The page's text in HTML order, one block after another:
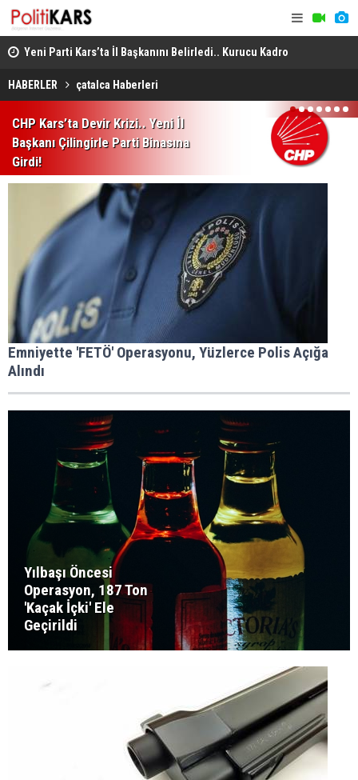
Yeni Parti Kars’ta İl Başkanını Belirledi.. Kurucu Kadro
Açıklandı!
HABERLER çatalca Haberleri
CHP Kars’ta Devir Krizi.. Yeni İl
Başkanı Çilingirle Parti Binasına
Girdi!
1 2 3 4 5 6 7
Emniyette 'FETÖ' Operasyonu, Yüzlerce Polis Açığa
Alındı
Yılbaşı Öncesi
Operasyon, 187 Ton
'Kaçak İçki' Ele
Geçirildi